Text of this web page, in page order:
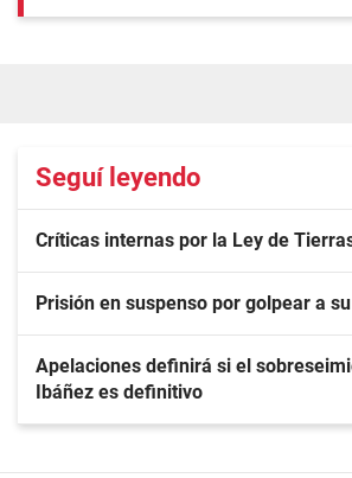
Seguí leyendo
Críticas internas por la Ley de
Prisión en suspenso por golpear a
Apelaciones definirá si el
Ibáñez es definitivo